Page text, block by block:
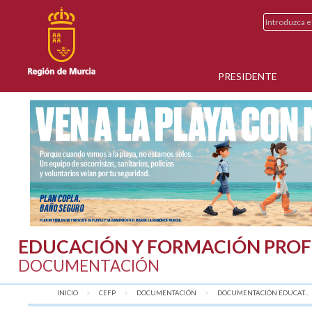
PRESIDENTE
EDUCACIÓN Y FORMACIÓN
DOCUMENTACIÓN
INICIO CEFP DOCUMENTACIÓN DOCUMENTACIÓN EDUCAT...